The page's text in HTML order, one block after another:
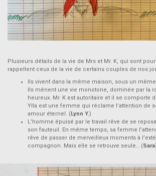
Plusieurs détails de la vie de Mrs et Mr. K, qui sont
rappellent ceux de la vie de certains couples de nos
Ils vivent dans la même maison, sous un
Ils mènent une vie monotone, dominée par la
heureux. Mr. K est autoritaire et il se comporte
Ylla est une femme qui réclame l’attention de
amour éternel. (Lynn Y.)
L’homme épuisé par le travail rêve de se
son fauteuil. En même temps, sa femme
rêve de passer de merveilleux moments à
compagnon. Mais elle se retrouve seule… (Sara)